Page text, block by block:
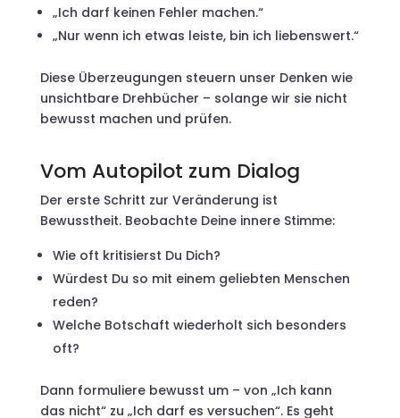
„Ich darf keinen Fehler machen.“
„Nur wenn ich etwas leiste, bin ich liebenswert.“
Diese Überzeugungen steuern unser Denken wie
unsichtbare Drehbücher – solange wir sie nicht
bewusst machen und prüfen.
Vom Autopilot zum Dialog
Der erste Schritt zur Veränderung ist
Bewusstheit. Beobachte Deine innere Stimme:
Wie oft kritisierst Du Dich?
Würdest Du so mit einem geliebten Menschen
reden?
Welche Botschaft wiederholt sich besonders
oft?
Dann formuliere bewusst um – von „Ich kann
das nicht“ zu „Ich darf es versuchen“. Es geht